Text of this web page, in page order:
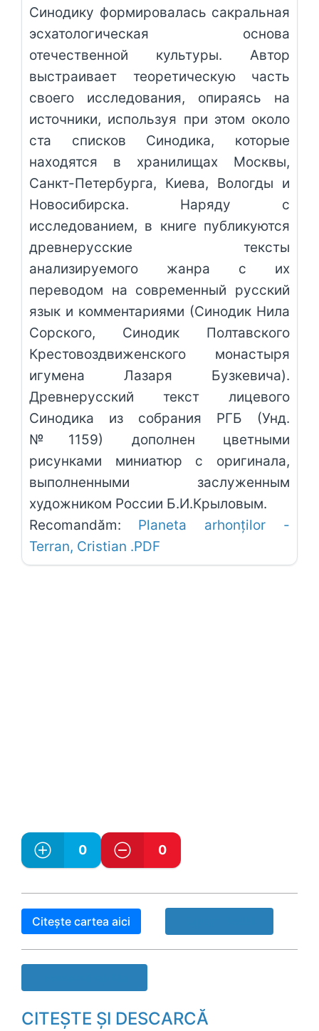
Синодику формировалась сакральная
эсхатологическая основа
отечественной культуры. Автор
выстраивает теоретическую часть
своего исследования, опираясь на
источники, используя при этом около
ста списков Синодика, которые
находятся в хранилищах Москвы,
Санкт-Петербурга, Киева, Вологды и
Новосибирска. Наряду с
исследованием, в книге публикуются
древнерусские тексты
анализируемого жанра с их
переводом на современный русский
язык и комментариями (Синодик Нила
Сорского, Синодик Полтавского
Крестовоздвиженского монастыря
игумена Лазаря Бузкевича).
Древнерусский текст лицевого
Синодика из собрания РГБ (Унд.
№1159) дополнен цветными
рисунками миниатюр с оригинала,
выполненными заслуженным
художником России Б.И.Крыловым.
Recomandăm: Planeta arhonților -
Terran, Cristian .PDF
0 0
Citește cartea aici
CITEȘTE ȘI DESCARCĂ